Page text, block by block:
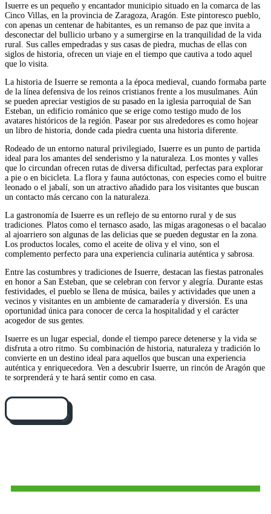
Isuerre es un pequeño y encantador municipio situado en la comarca de las
Cinco Villas, en la provincia de Zaragoza, Aragón. Este pintoresco pueblo,
con apenas un centenar de habitantes, es un remanso de paz que invita a
desconectar del bullicio urbano y a sumergirse en la tranquilidad de la vida
rural. Sus calles empedradas y sus casas de piedra, muchas de ellas con
siglos de historia, ofrecen un viaje en el tiempo que cautiva a todo aquel
que lo visita.
La historia de Isuerre se remonta a la época medieval, cuando formaba parte
de la línea defensiva de los reinos cristianos frente a los musulmanes. Aún
se pueden apreciar vestigios de su pasado en la iglesia parroquial de San
Esteban, un edificio románico que se erige como testigo mudo de los
avatares históricos de la región. Pasear por sus alrededores es como hojear
un libro de historia, donde cada piedra cuenta una historia diferente.
Rodeado de un entorno natural privilegiado, Isuerre es un punto de partida
ideal para los amantes del senderismo y la naturaleza. Los montes y valles
que lo circundan ofrecen rutas de diversa dificultad, perfectas para explorar
a pie o en bicicleta. La flora y fauna autóctonas, con especies como el buitre
leonado o el jabalí, son un atractivo añadido para los visitantes que buscan
un contacto más cercano con la naturaleza.
La gastronomía de Isuerre es un reflejo de su entorno rural y de sus
tradiciones. Platos como el ternasco asado, las migas aragonesas o el bacalao
al ajoarriero son algunas de las delicias que se pueden degustar en la zona.
Los productos locales, como el aceite de oliva y el vino, son el
complemento perfecto para una experiencia culinaria auténtica y sabrosa.
Entre las costumbres y tradiciones de Isuerre, destacan las fiestas patronales
en honor a San Esteban, que se celebran con fervor y alegría. Durante estas
festividades, el pueblo se llena de música, bailes y actividades que unen a
vecinos y visitantes en un ambiente de camaradería y diversión. Es una
oportunidad única para conocer de cerca la hospitalidad y el carácter
acogedor de sus gentes.
Isuerre es un lugar especial, donde el tiempo parece detenerse y la vida se
disfruta a otro ritmo. Su combinación de historia, naturaleza y tradición lo
convierte en un destino ideal para aquellos que buscan una experiencia
auténtica y enriquecedora. Ven a descubrir Isuerre, un rincón de Aragón que
te sorprenderá y te hará sentir como en casa.